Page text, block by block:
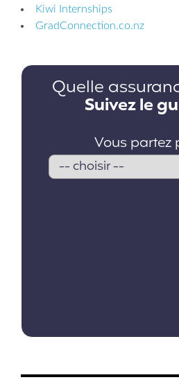
Kiwi Internships
GradConnection.co.nz